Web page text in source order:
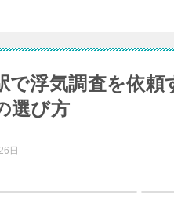
で浮気調査を依
選び方
日